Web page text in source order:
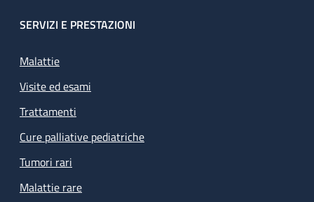
SERVIZI E PRESTAZIONI
Malattie
Visite ed esami
Trattamenti
Cure palliative pediatriche
Tumori rari
Malattie rare